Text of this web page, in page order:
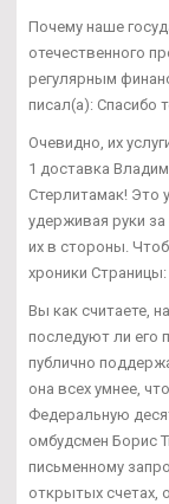
Почему наше
отечественного
регулярным
писал(а): Спасибо
Очевидно, их
1 доставка
Стерлитамак! Это
удерживая руки
их в стороны.
хроники
Вы как считаете,
последуют ли его
публично
она всех умнее,
Федеральную
омбудсмен Борис
письменному
открытых счетах,